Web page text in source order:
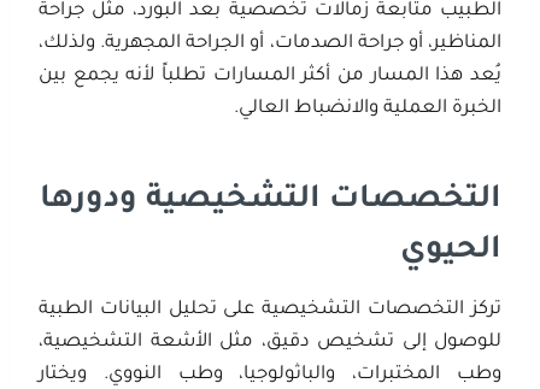
الطبيب متابعة زمالات تخصصية بعد البورد، مثل جراحة
المناظير، أو جراحة الصدمات، أو الجراحة المجهرية. ولذلك،
يُعد هذا المسار من أكثر المسارات تطلباً لأنه يجمع بين
الخبرة العملية والانضباط العالي.
التخصصات التشخيصية ودورها
الحيوي
تركز التخصصات التشخيصية على تحليل البيانات الطبية
للوصول إلى تشخيص دقيق، مثل الأشعة التشخيصية،
وطب المختبرات، والباثولوجيا، وطب النووي. ويختار